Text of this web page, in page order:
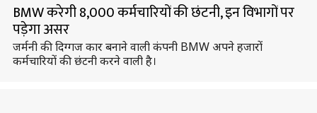
BMW करेगी 8,000 कर्मचारियों की छंटनी, इन विभागों पर
पड़ेगा असर
जर्मनी की दिग्गज कार बनाने वाली कंपनी BMW अपने हजारों
कर्मचारियों की छंटनी करने वाली है।